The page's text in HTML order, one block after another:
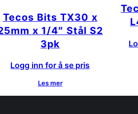
Tecos Bits TX30 x
x 1/4″ Stål S2
3pk
Logg inn for å se pris
Les mer